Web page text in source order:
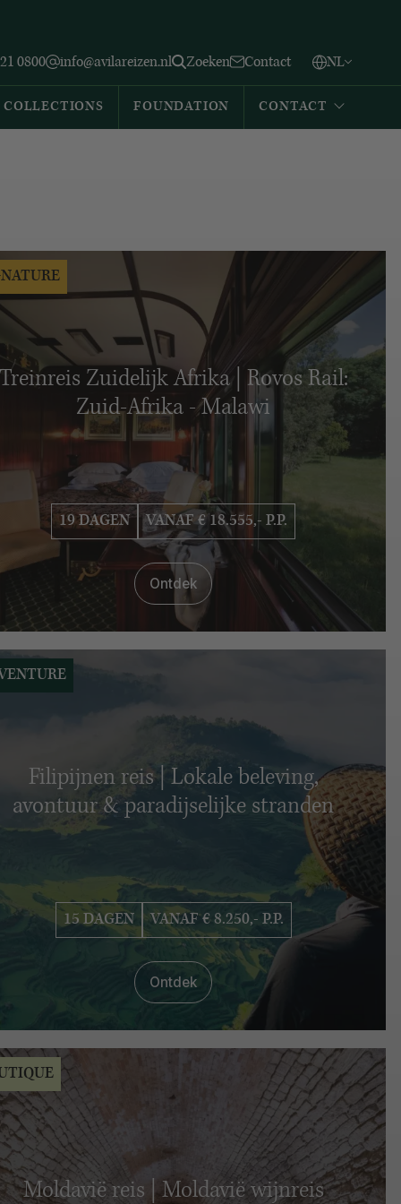
0800 info@avilareizen.nl Zoeken Contact NL
Español
COLLECTIONS FOUNDATION CONTACT
Treinreis Zuidelijk Afrika | Rovos Rail:
Zuid-Afrika - Malawi
19 DAGEN VANAF € 18.555,- P.P.
Ontdek
Filipijnen reis | Lokale beleving,
avontuur & paradijselijke stranden
15 DAGEN VANAF € 8.250,- P.P.
Ontdek
Moldavië reis | Moldavië wijnreis